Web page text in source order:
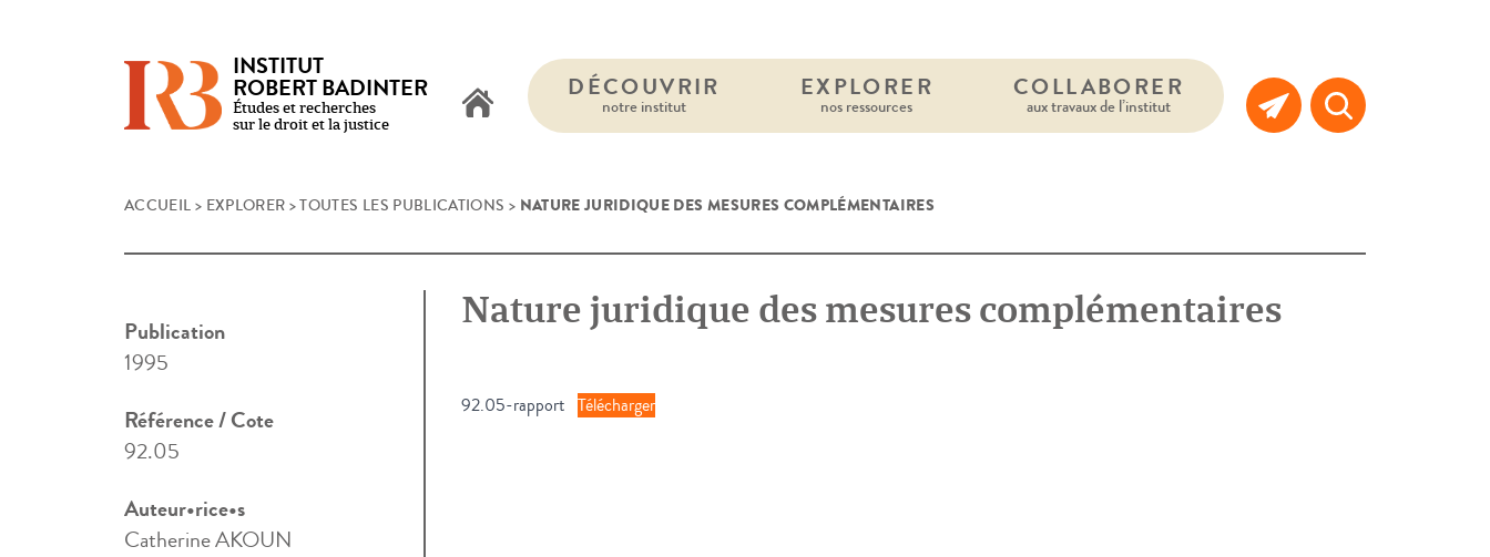
INSTITUT
ROBERT BADINTER
Études et recherches
sur le droit et la justice
DÉCOUVRIR
notre institut
EXPLORER
nos ressources
COLLABORER
aux travaux de l’institut
ACCUEIL > EXPLORER >TOUTES LES PUBLICATIONS > NATURE JURIDIQUE DES MESURES COMPLÉMENTAIRES
Nature juridique des mesures complémentaires
92.05-rapport Télécharger
Publication
1995
Référence / Cote
92.05
Auteur•rice•s
Catherine AKOUN